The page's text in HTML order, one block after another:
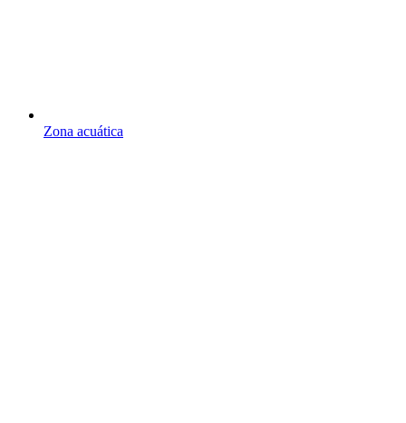
Zona acuática